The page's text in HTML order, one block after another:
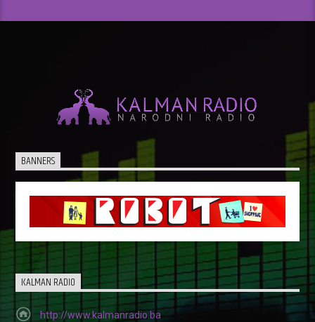
11.30-12h
„Berza rada“ Kalman radija – poslovne
ponude naših komitenata
Mali oglasi
BANNERS
KALMAN RADIO
http://www.kalmanradio.ba